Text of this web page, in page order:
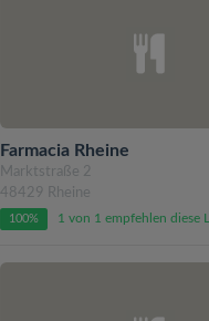
Farmacia Rheine
Marktstraße 2
48429 Rheine
100% 1 von 1 empfehlen diese